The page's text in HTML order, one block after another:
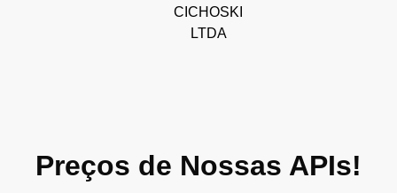
CICHOSKI
LTDA
Preços de Nossas APIs!